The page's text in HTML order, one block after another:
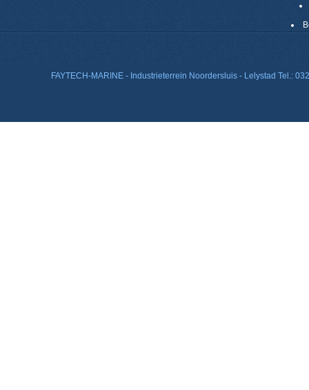
FAYTECH-MARINE - Industrieterrein Noordersluis - Lelystad Tel.: